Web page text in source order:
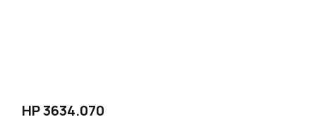
HP 3634.070